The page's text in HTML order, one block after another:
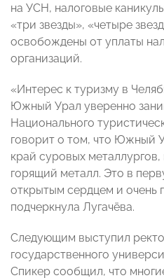
на УСН, налоговые
«три звезды», «четыре
освобождены от уплаты
организаций.
«Интерес к туризму в
Южный Урал уверенно
Национального
говорит о том, что Южный
край суровых
горящий металл. Это в
открытым сердцем и очень
подчеркнула Лугачёва.
Следующим выступил
государственного
Спикер сообщил, что